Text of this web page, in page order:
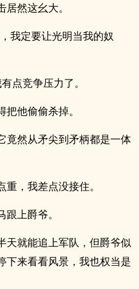
然这幺大。
我定要让光明当我的奴
点竞争压力了。
他偷偷杀掉。
竟然从矛尖到矛柄都是一体
，我差点没接住。
上爵爷。
天就能追上军队，但爵爷似
下来看看风景，我也权当是